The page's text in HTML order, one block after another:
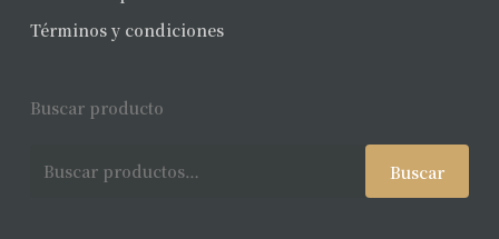
Términos y condiciones
Buscar producto
Buscar